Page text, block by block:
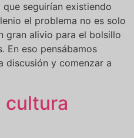
que seguirían existiendo
el problema no es solo
gran alivio para el bolsillo
En eso pensábamos
discusión y comenzar a
cultura